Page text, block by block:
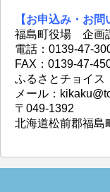
【お申込み・お問
福島町役場 企
電話：0139-47-
FAX：0139-47-
ふるさとチョイス
メール：
〒049-1392
北海道松前郡福島